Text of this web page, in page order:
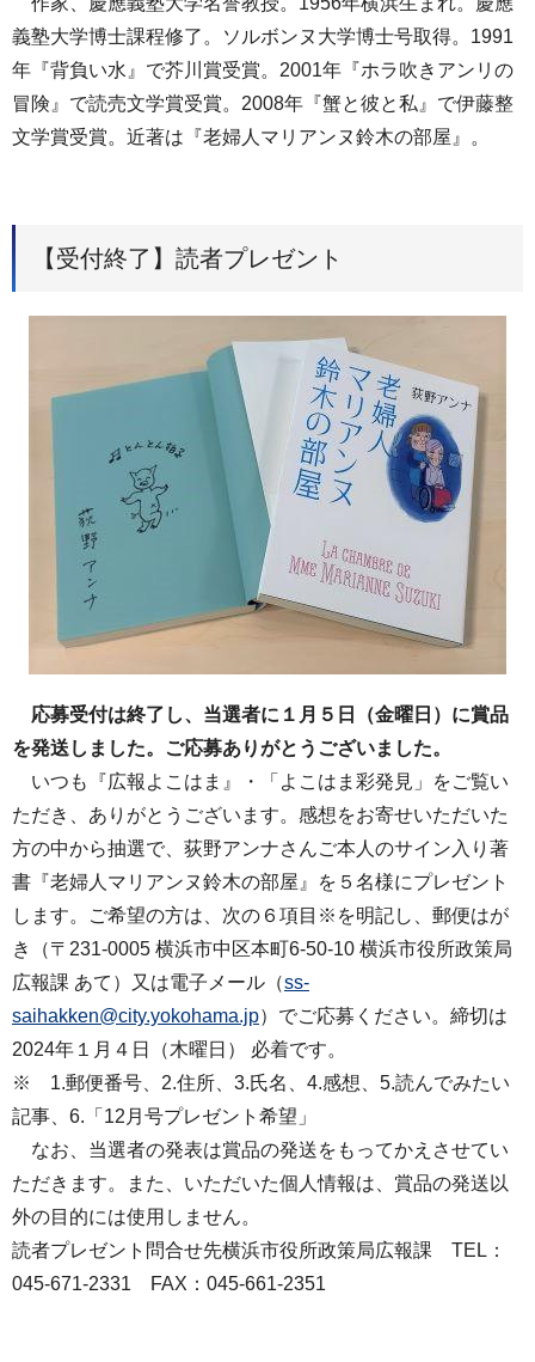
義塾大学博士課程修了。ソルボンヌ大学博士号取得。1991
年『背負い水』で芥川賞受賞。2001年『ホラ吹きアンリの
冒険』で読売文学賞受賞。2008年『蟹と彼と私』で伊藤整
文学賞受賞。近著は『老婦人マリアンヌ鈴木の部屋』。
【受付終了】読者プレゼント
応募受付は終了し、当選者に１月５日（金曜日）に賞品
を発送しました。ご応募ありがとうございました。
いつも『広報よこはま』・「よこはま彩発見」をご覧い
ただき、ありがとうございます。感想をお寄せいただいた
方の中から抽選で、荻野アンナさんご本人のサイン入り著
書『老婦人マリアンヌ鈴木の部屋』を５名様にプレゼント
します。ご希望の方は、次の６項目※を明記し、郵便はが
き（〒231-0005 横浜市中区本町6-50-10 横浜市役所政策局
広報課 あて）又は電子メール（ss-
saihakken@city.yokohama.jp）でご応募ください。締切は
2024年１月４日（木曜日） 必着です。
※ 1.郵便番号、2.住所、3.氏名、4.感想、5.読んでみたい
記事、6.「12月号プレゼント希望」
なお、当選者の発表は賞品の発送をもってかえさせてい
ただきます。また、いただいた個人情報は、賞品の発送以
外の目的には使用しません。
読者プレゼント問合せ先横浜市役所政策局広報課 TEL：
045‐671-2331 FAX：045‐661-2351